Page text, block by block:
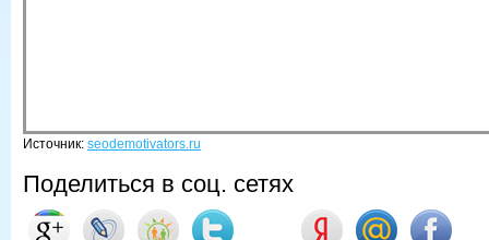
Источник: seodemotivators.ru
Поделиться в соц. сетях